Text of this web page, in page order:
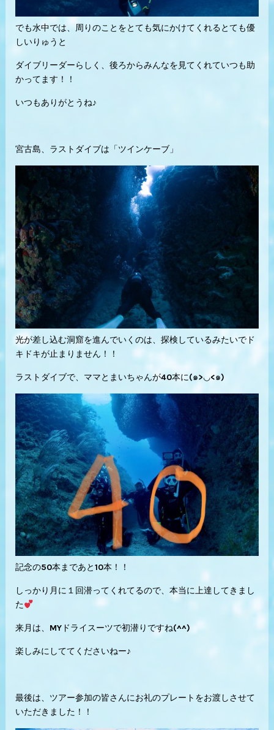
でも水中では、周りのことをとても気にかけてくれるとても優
しいりゅうと
ダイブリーダーらしく、後ろからみんなを見てくれていつも助
かってます！！
いつもありがとうね♪
宮古島、ラストダイブは「ツインケーブ」
光が差し込む洞窟を進んでいくのは、探検しているみたいでド
キドキが止まりません！！
ラストダイブで、ママとまいちゃんが40本に(๑>◡<๑)
記念の50本まであと10本！！
しっかり月に１回潜ってくれてるので、本当に上達してきまし
た
来月は、MYドライスーツで初潜りですね(^^)
楽しみにしててくださいねー♪
最後は、ツアー参加の皆さんにお礼のプレートをお渡しさせて
いただきました！！